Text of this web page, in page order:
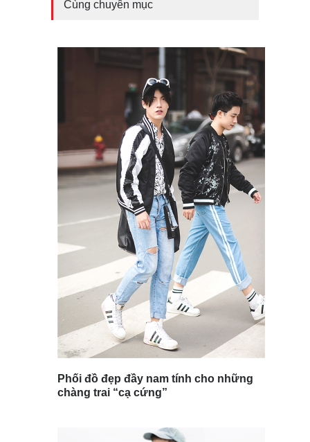
Cùng chuyên mục
Phối đồ đẹp đầy nam tính cho những
chàng trai “cạ cứng”